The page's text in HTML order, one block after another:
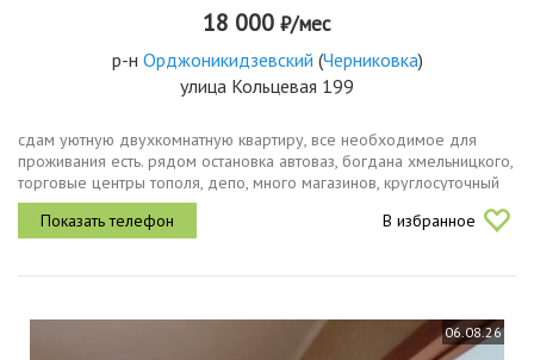
18 000 ₽/мес
р-н Орджоникидзевский (Черниковка)
улица Кольцевая 199
сдам уютную двухкомнатную квартиру, все необходимое для
проживания есть. рядом остановка автоваз, богдана хмельницкого,
торговые центры тополя, депо, много магазинов, круглосуточный
магазин монетка. риелторам просьба не беспокоить.
В избранное
06.08.26